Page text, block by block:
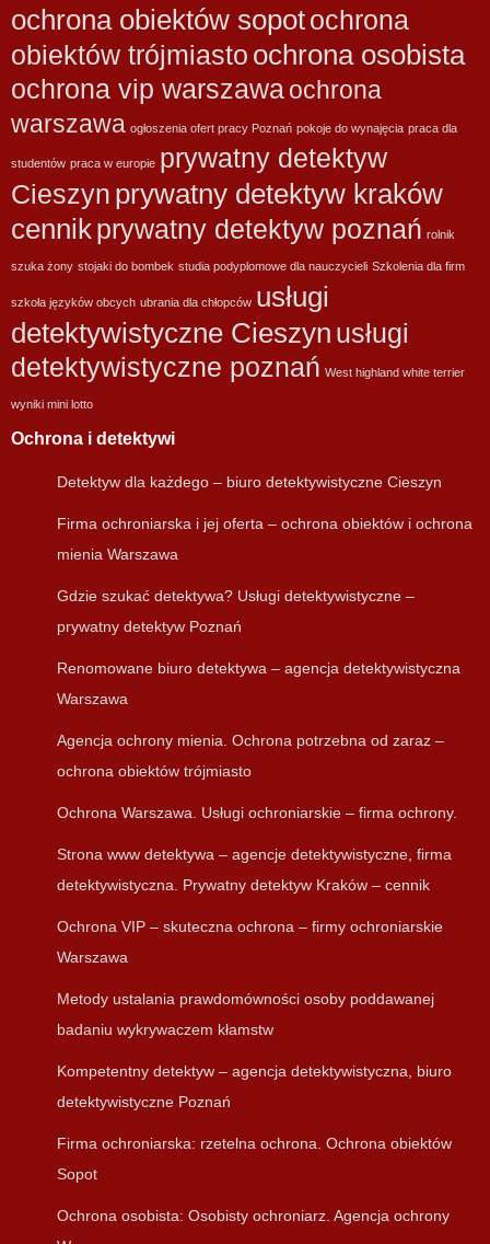
ochrona obiektów sopotochrona
obiektów trójmiasto ochrona osobista
ochrona vip warszawaochrona
warszawa ogłoszenia ofert pracy Poznań pokoje do wynajęcia praca dla
studentów praca w europie prywatny detektyw
Cieszyn prywatny detektyw kraków
cennikprywatny detektyw poznań rolnik
szuka żony stojaki do bombek studia podyplomowe dla nauczycieli Szkolenia dla firm
szkoła języków obcych ubrania dla chłopców usługi
detektywistyczne Cieszyn usługi
detektywistyczne poznań West highland white terrier
wyniki mini lotto
Ochrona i detektywi
Detektyw dla każdego – biuro detektywistyczne Cieszyn
Firma ochroniarska i jej oferta – ochrona obiektów i ochrona
mienia Warszawa
Gdzie szukać detektywa? Usługi detektywistyczne –
prywatny detektyw Poznań
Renomowane biuro detektywa – agencja detektywistyczna
Warszawa
Agencja ochrony mienia. Ochrona potrzebna od zaraz –
ochrona obiektów trójmiasto
Ochrona Warszawa. Usługi ochroniarskie – firma ochrony.
Strona www detektywa – agencje detektywistyczne, firma
detektywistyczna. Prywatny detektyw Kraków – cennik
Ochrona VIP – skuteczna ochrona – firmy ochroniarskie
Warszawa
Metody ustalania prawdomówności osoby poddawanej
badaniu wykrywaczem kłamstw
Kompetentny detektyw – agencja detektywistyczna, biuro
detektywistyczne Poznań
Firma ochroniarska: rzetelna ochrona. Ochrona obiektów
Sopot
Ochrona osobista: Osobisty ochroniarz. Agencja ochrony